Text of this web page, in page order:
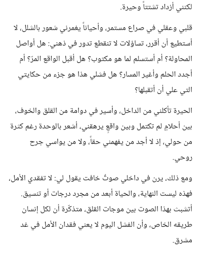
لكنني أزداد تشتتاً وحيرة.
قلبي وعقلي في صراع مستمر، وأحياناً يغمرني شعور بالشلل، لا
أستطيع أن أقرر، تساؤلات لا تنقطع تدور في ذهني: هل أواصل
المحاولة؟ أم أستسلم لما هو مكتوب؟ هل أقبل الواقع المرّ؟ أم
أجدد الحلم وأغير المسار؟ هل فشلي هذا هو جزء من حكايتي
التي علي أن أتقبلها؟
الحيرة تأكلني من الداخل، وأسير في دوامة من القلق والخوف،
بين أحلامٍ لم تكتمل وبين واقعٍ يرهقني، أشعر بالوحدة رغم كثرة
من حولي، إذ لا أجد من يفهمني حقاً، ولا من يواسي جرح
روحي.
ومع ذلك، يرن في داخلي صوتٌ خافت يقول لي: لا تفقدي الأمل،
فهذه ليست النهاية، والحياة أبعد من مجرد درجات أو تنسيق.
أتشبث بهذا الصوت بين موجات القلق، متذكّرة أن لكل إنسان
طريقه الخاص، وأن الفشل اليوم لا يعني فقدان الأمل في غد
مشرق.